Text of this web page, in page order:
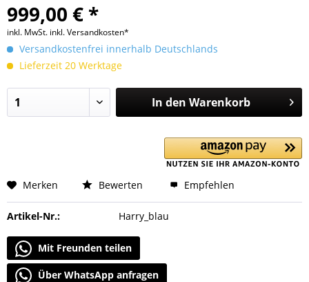
999,00 € *
inkl. MwSt. inkl. Versandkosten*
Versandkostenfrei innerhalb Deutschlands
Lieferzeit 20 Werktage
In den Warenkorb
Merken Bewerten Empfehlen
Artikel-Nr.: Harry_blau
Mit Freunden teilen
Über WhatsApp anfragen